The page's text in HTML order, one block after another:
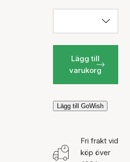
Lägg till
varukorg
Lägg till GoWish
Fri frakt vid
köp över